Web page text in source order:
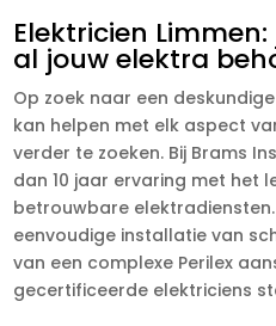
Elektricien
al jouw elektra
Op zoek naar een
kan helpen met elk aspect
verder te zoeken. Bij Brams
dan 10 jaar ervaring met het
betrouwbare
eenvoudige installatie van
van een complexe Perilex
gecertificeerde elektriciens